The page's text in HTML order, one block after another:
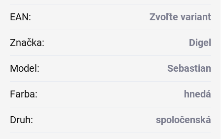
EAN: Zvoľte variant
Značka: Digel
Model: Sebastian
Farba: hnedá
Druh: spoločenská